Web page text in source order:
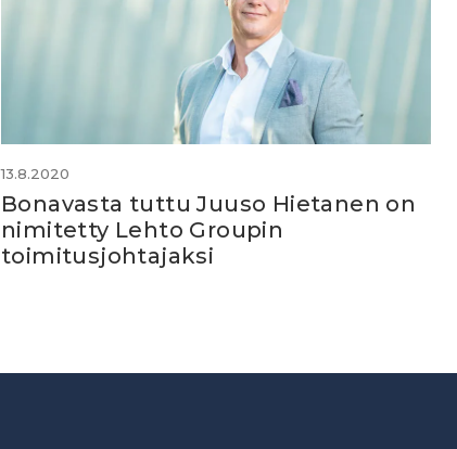
13.8.2020
Bonavasta tuttu Juuso Hietanen on
nimitetty Lehto Groupin
toimitusjohtajaksi